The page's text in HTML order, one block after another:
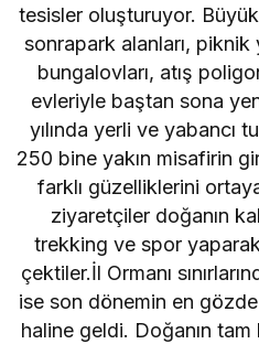
tesisler oluşturuyor.
sonrapark alanları,
bungalovları, atış
evleriyle baştan sona
yılında yerli ve yabancı
250 bine yakın misafirin
farklı güzelliklerini
ziyaretçiler doğanın
trekking ve spor
çektiler.İl Ormanı
ise son dönemin en
haline geldi. Doğanın